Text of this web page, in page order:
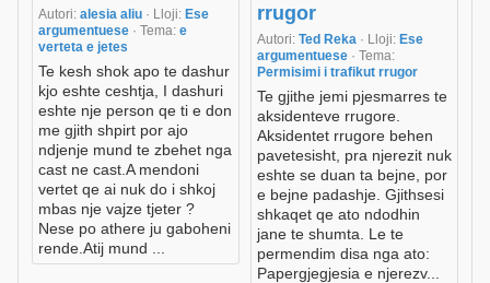
Autori: alesia aliu · Lloji: Ese
argumentuese · Tema: e
verteta e jetes
Te kesh shok apo te dashur
kjo eshte ceshtja, I dashuri
eshte nje person qe ti e don
me gjith shpirt por ajo
ndjenje mund te zbehet nga
cast ne cast.A mendoni
vertet qe ai nuk do i shkoj
mbas nje vajze tjeter ?
Nese po athere ju gaboheni
rende.Atij mund ...
rrugor
Autori: Ted Reka · Lloji: Ese
argumentuese · Tema:
Permisimi i trafikut rrugor
Te gjithe jemi pjesmarres te
aksidenteve rrugore.
Aksidentet rrugore behen
pavetesisht, pra njerezit nuk
eshte se duan ta bejne, por
e bejne padashje. Gjithsesi
shkaqet qe ato ndodhin
jane te shumta. Le te
permendim disa nga ato:
Papergjegjesia e njerezv...